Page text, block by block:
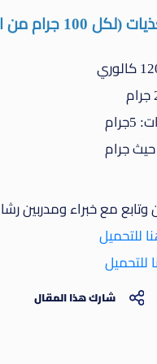
والخضار المشوي):
وتابع مع خبراء ومدربين
للتحميل
للتحميل
شارك هذا المقال